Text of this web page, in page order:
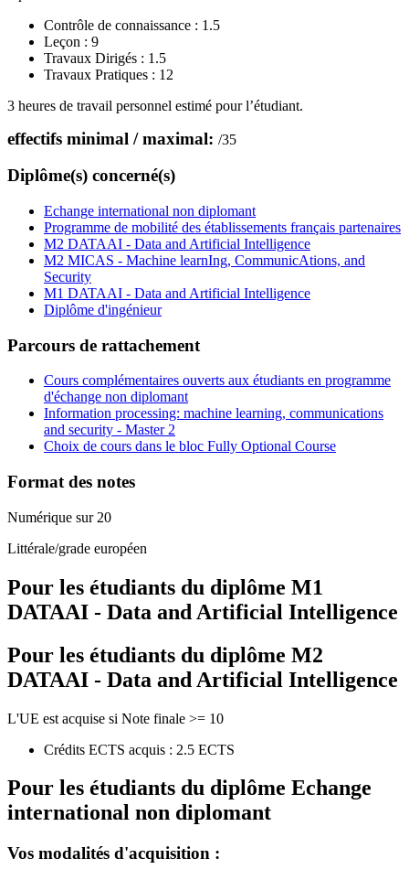
Contrôle de connaissance : 1.5
Leçon : 9
Travaux Dirigés : 1.5
Travaux Pratiques : 12
3 heures de travail personnel estimé pour l’étudiant.
effectifs minimal / maximal: /35
Diplôme(s) concerné(s)
Echange international non diplomant
Programme de mobilité des établissements français partenaires
M2 DATAAI - Data and Artificial Intelligence
M2 MICAS - Machine learnIng, CommunicAtions, and
Security
M1 DATAAI - Data and Artificial Intelligence
Diplôme d'ingénieur
Parcours de rattachement
Cours complémentaires ouverts aux étudiants en programme
d'échange non diplomant
Information processing: machine learning, communications
and security - Master 2
Choix de cours dans le bloc Fully Optional Course
Format des notes
Numérique sur 20
Littérale/grade européen
Pour les étudiants du diplôme M1
DATAAI - Data and Artificial Intelligence
Pour les étudiants du diplôme M2
DATAAI - Data and Artificial Intelligence
L'UE est acquise si Note finale >= 10
Crédits ECTS acquis : 2.5 ECTS
Pour les étudiants du diplôme Echange
international non diplomant
Vos modalités d'acquisition :